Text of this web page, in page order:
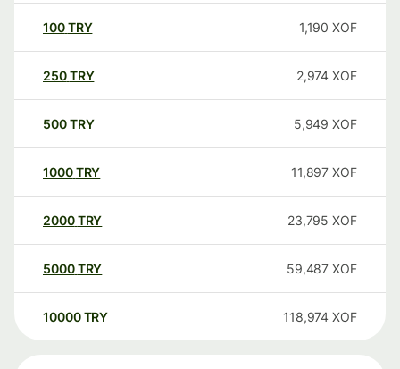
100TRY 1,190 XOF
250TRY 2,974 XOF
500TRY 5,949 XOF
1000TRY 11,897 XOF
2000TRY 23,795 XOF
5000TRY 59,487 XOF
10000 TRY 118,974 XOF